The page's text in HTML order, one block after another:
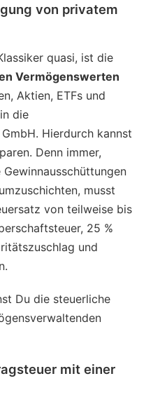
von privatem
quasi, ist die
Vermögenswerten
Aktien, ETFs und
die
Hierdurch kannst
Denn immer,
musst
von teilweise bis
25 %
und
Du die steuerliche
mit einer